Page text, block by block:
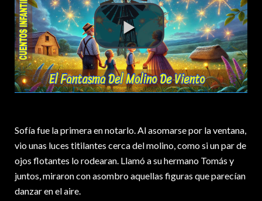
Sofía fue la primera en notarlo. Al asomarse por la ventana,
vio unas luces titilantes cerca del molino, como si un par de
ojos flotantes lo rodearan. Llamó a su hermano Tomás y
juntos, miraron con asombro aquellas figuras que parecían
danzar en el aire.